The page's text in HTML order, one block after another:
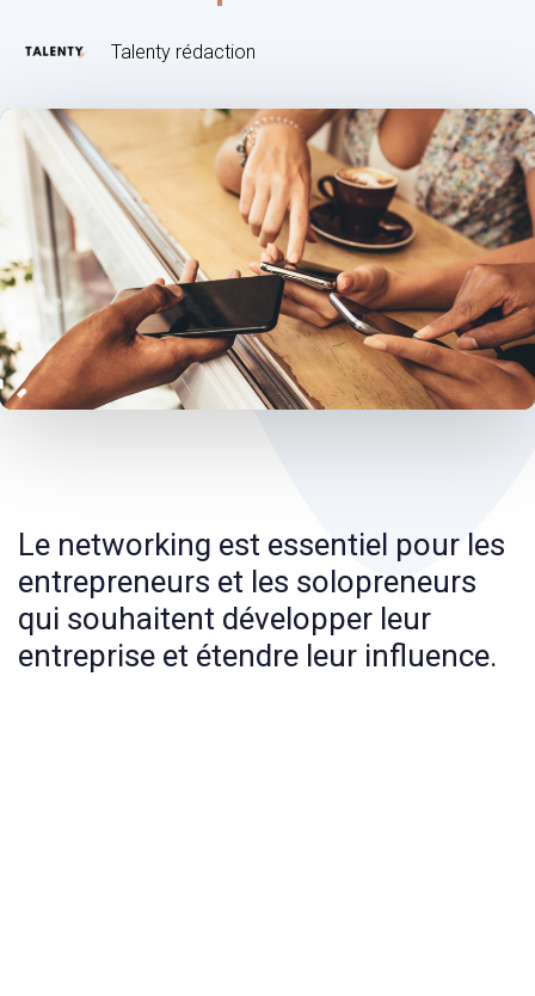
Talenty rédaction
Le networking est essentiel pour les
entrepreneurs et les solopreneurs
qui souhaitent développer leur
entreprise et étendre leur influence.